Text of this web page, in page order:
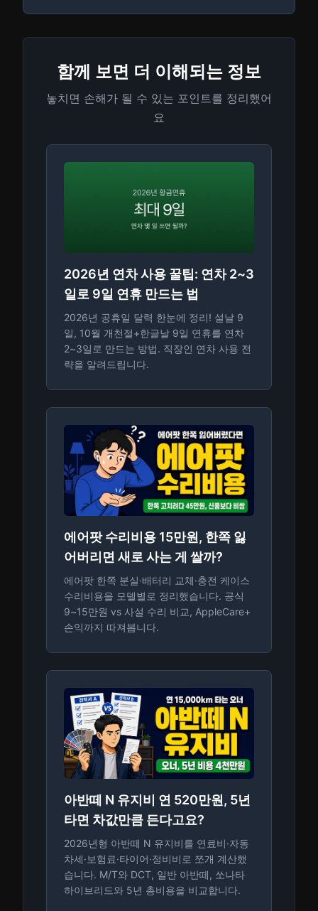
함께 보면 더 이해되는 정보
놓치면 손해가 될 수 있는 포인트를 정리했어
요
2026년 연차 사용 꿀팁: 연차 2~3
일로 9일 연휴 만드는 법
2026년 공휴일 달력 한눈에 정리! 설날 9
일, 10월 개천절+한글날 9일 연휴를 연차
2~3일로 만드는 방법. 직장인 연차 사용 전
략을 알려드립니다.
에어팟 수리비용 15만원, 한쪽 잃
어버리면 새로 사는 게 쌀까?
에어팟 한쪽 분실·배터리 교체·충전 케이스
수리비용을 모델별로 정리했습니다. 공식
9~15만원 vs 사설 수리 비교, AppleCare+
손익까지 따져봅니다.
아반떼 N 유지비 연 520만원, 5년
타면 차값만큼 든다고요?
2026년형 아반떼 N 유지비를 연료비·자동
차세·보험료·타이어·정비비로 쪼개 계산했
습니다. M/T와 DCT, 일반 아반떼, 쏘나타
하이브리드와 5년 총비용을 비교합니다.